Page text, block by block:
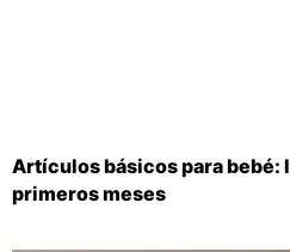
Artículos básicos para bebé:
primeros meses